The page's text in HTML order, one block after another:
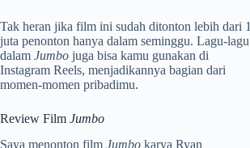
Tak heran jika film ini sudah ditonton lebih dari 1
juta penonton hanya dalam seminggu. Lagu-lagu
dalam Jumbo juga bisa kamu gunakan di
Instagram Reels, menjadikannya bagian dari
momen-momen pribadimu.
Review Film Jumbo
Saya menonton film Jumbo karya Ryan